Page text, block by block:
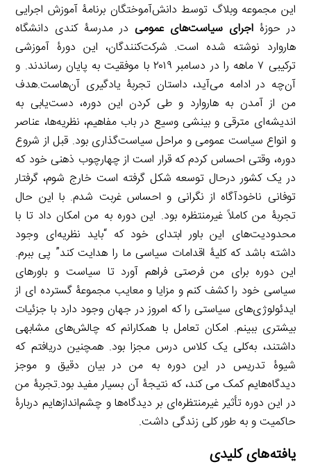
این مجموعه وبلاگ توسط دانش‌آموختگان برنامۀ آموزش اجرایی
در حوزۀاجرای سیاست‌های عمومی در مدرسۀ کندی دانشگاه
هاروارد نوشته شده است. شرکت‌کنندگان، این دورۀ آموزشی
ترکیبی ۷ ماهه را در دسامبر ۲۰۱۹ با موفقیت به پایان رساندند. و
آن‌چه در ادامه می‌آید، داستان تجربۀ یادگیری آن‌هاست.هدف
من از آمدن به هاروارد و طی کردن این دوره، دست‌یابی به
اندیشه‌ای مترقی و بینشی وسیع در باب مفاهیم، نظریه‌ها، عناصر
و انواع سیاست عمومی و مراحل سیاست‌گذاری بود. قبل از شروع
دوره، وقتی احساس کردم که قرار است از چهارچوب ذهنی‌ خود که
در یک کشور درحال توسعه شکل گرفته است خارج شوم، گرفتار
توفانی ناخودآگاه‌ از نگرانی و احساس غربت شدم. با این حال
تجربۀ من کاملاً غیرمنتظره بود. این دوره به من امکان داد تا با
محدودیت‌های این باور ابتدای خود که “باید نظریه‌ای وجود
داشته باشد که کلیۀ اقدامات سیاسی ما را هدایت کند” پی ببرم.
این دوره برای من فرصتی فراهم آورد تا سیاست و باور‌های
سیاسی خود را کشف کنم و مزایا و معایب مجموعۀ گسترده ای از
ایدئولوژی‌های سیاستی را که امروز در جهان وجود دارد با جزئیات
بیشتری ببینم. امکان تعامل با همکارانم که چالش‌های مشابهی
داشتند، به‌کلی یک کلاس درس مجزا بود. همچنین دریافتم که
شیوۀ تدریس در این دوره به من در بیان دقیق و موجز
دیدگاه‌هایم کمک می کند، که نتیجۀ آن بسیار مفید بود.تجربۀ من
در این دوره تأثیر غیرمنتظره‌ای بر دیدگاه‌ها و چشم‌انداز‌هایم دربارۀ
حاکمیت و به طور کلی زندگی داشت.
یافته‌های کلیدی